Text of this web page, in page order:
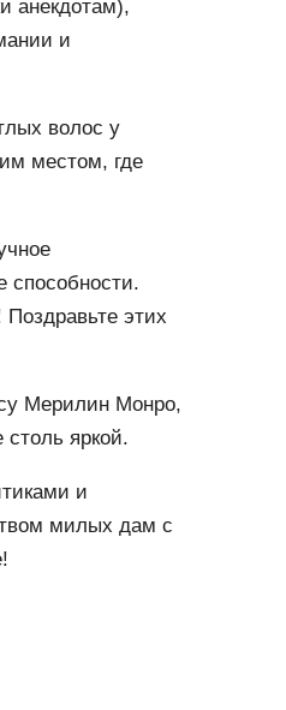
анекдотам),
и
волос у
местом, где
способности.
этих
Мерилин Монро,
яркой.
и
милых дам с